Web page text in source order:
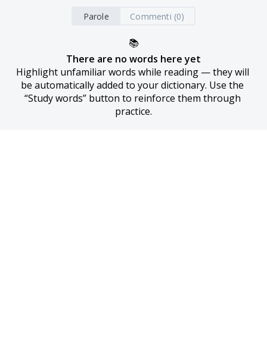
Parole Commenti (0)
📚
There are no words here yet
Highlight unfamiliar words while reading — they will
be automatically added to your dictionary. Use the
“Study words” button to reinforce them through
practice.